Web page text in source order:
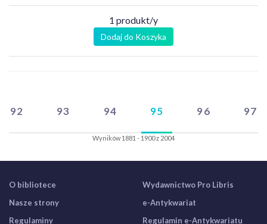
1 produkt/y
Dodaj do Koszyka
92 93 94 95 96 97
Wyników 1881 - 1900 z 2004
O bibliotece
Nasze strony
Regulaminy
Wydawnictwo Pro Libris
e-Antykwariat
Regulamin e-Antykwariatu